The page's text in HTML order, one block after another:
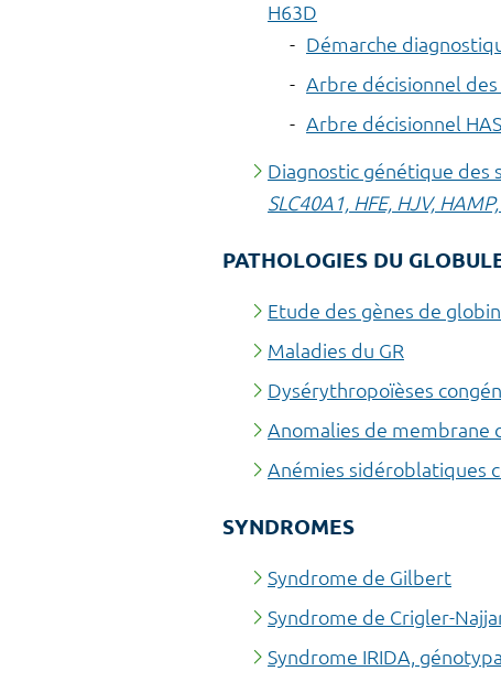
H63D
Démarche
Arbre décisionnel
Arbre décisionnel
Diagnostic génétique
SLC40A1, HFE, HJV,
PATHOLOGIES DU
Etude des gènes de
Maladies du GR
Dysérythropoïèses
Anomalies de membrane
Anémies sidéroblatiques
SYNDROMES
Syndrome de Gilbert
Syndrome de Crigler-
Syndrome IRIDA,